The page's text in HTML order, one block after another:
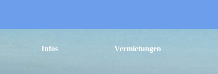
▼
Infos ▼
Vermietungen